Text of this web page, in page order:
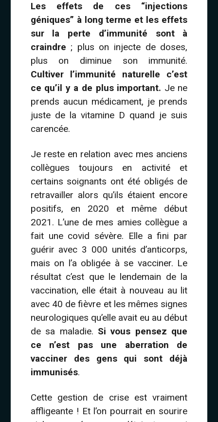
Les effets de ces “injections
géniques” à long terme et les effets
sur la perte d’immunité sont à
craindre ; plus on injecte de doses,
plus on diminue son immunité.
Cultiver l’immunité naturelle c’est
ce qu’il y a de plus important. Je ne
prends aucun médicament, je prends
juste de la vitamine D quand je suis
carencée.
Je reste en relation avec mes anciens
collègues toujours en activité et
certains soignants ont été obligés de
retravailler alors qu’ils étaient encore
positifs, en 2020 et même début
2021. L’une de mes amies collègue a
fait une covid sévère. Elle a fini par
guérir avec 3 000 unités d’anticorps,
mais on l’a obligée à se vacciner. Le
résultat c’est que le lendemain de la
vaccination, elle était à nouveau au lit
avec 40 de fièvre et les mêmes signes
neurologiques qu’elle avait eu au début
de sa maladie. Si vous pensez que
ce n’est pas une aberration de
vacciner des gens qui sont déjà
immunisés.
Cette gestion de crise est vraiment
affligeante ! Et l’on pourrait en sourire